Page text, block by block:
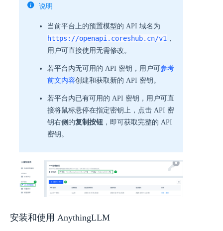
说明
当前平台上的预置模型的 API 域名为
https://openapi.coreshub.cn/v1 ，
用户可直接使用无需修改。
若平台内无可用的 API 密钥，用户可参考
前文内容创建和获取新的 API 密钥。
若平台内已有可用的 API 密钥，用户可直
接将鼠标悬停在指定密钥上，点击 API 密
钥右侧的复制按钮 ，即可获取完整的 API
密钥。
安装和使用 AnythingLLM